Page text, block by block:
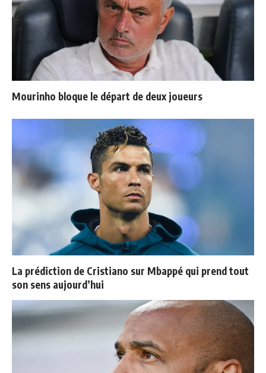
Mourinho bloque le départ de deux joueurs
La prédiction de Cristiano sur Mbappé qui prend tout
son sens aujourd’hui